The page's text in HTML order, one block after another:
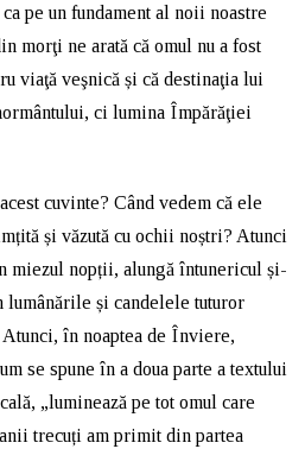
pe un fundament al noii noastre
morţi ne arată că omul nu a fost
viaţă veşnică și că destinaţia lui
ci lumina Împărăţiei
cuvinte? Când vedem că ele
și văzută cu ochii noștri? Atunci
miezul nopții, alungă întunericul și-
și candelele tuturor
în noaptea de Înviere,
se spune în a doua parte a textului
„luminează pe tot omul care
trecuți am primit din partea